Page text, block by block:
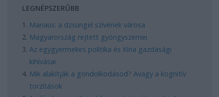
LEGNÉPSZERŰBB
Manaus: a dzsungel szívének városa
Magyarország rejtett gyöngyszemei
Az egygyermekes politika és Kína gazdasági
kihívásai
Mik alakítják a gondolkodásod? Avagy a kognitív
torzítások